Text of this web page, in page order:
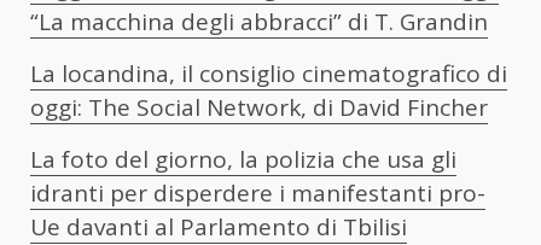
“La macchina degli abbracci” di T. Grandin
La locandina, il consiglio cinematografico di
oggi: The Social Network, di David Fincher
La foto del giorno, la polizia che usa gli
idranti per disperdere i manifestanti pro-
Ue davanti al Parlamento di Tbilisi